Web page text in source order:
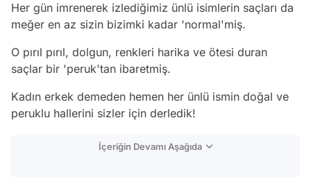
Her gün imrenerek izlediğimiz ünlü isimlerin saçları da
meğer en az sizin bizimki kadar 'normal'miş.
O pırıl pırıl, dolgun, renkleri harika ve ötesi duran
saçlar bir 'peruk'tan ibaretmiş.
Kadın erkek demeden hemen her ünlü ismin doğal ve
peruklu hallerini sizler için derledik!
İçeriğin Devamı Aşağıda